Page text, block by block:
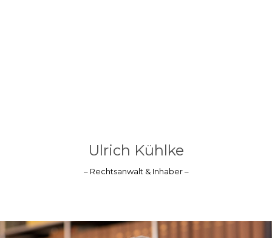
Ulrich Kühlke
– Rechtsanwalt & Inhaber –